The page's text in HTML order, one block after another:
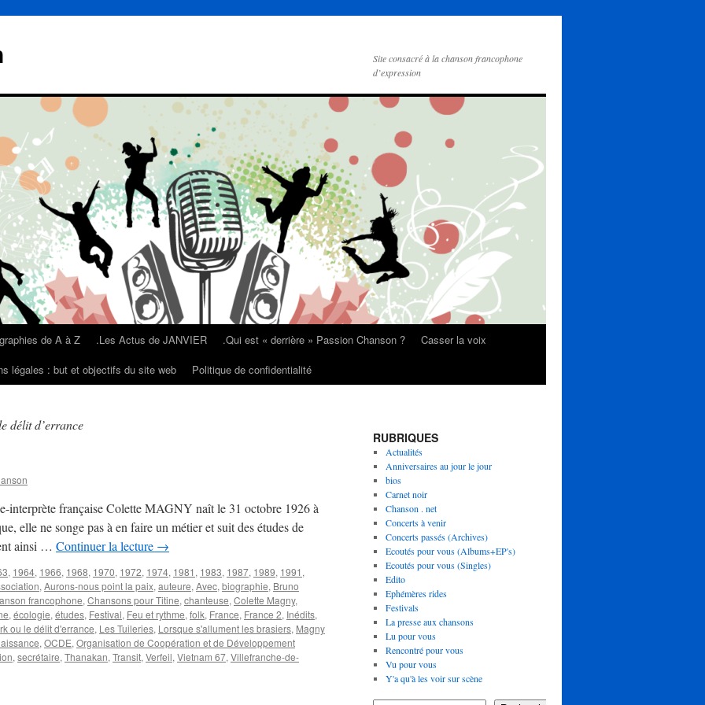
Site consacré à la chanson francophone
d’expression
de A à Z .Les Actus de JANVIER .Qui est « derrière » Passion Chanson ?
Casser la voix
légales : but et objectifs du site web Politique de confidentialité
délit d’errance
interprète française Colette MAGNY naît le 31 octobre 1926 à
elle ne songe pas à en faire un métier et suit des études de
ainsi … Continuer la lecture →
, 1964, 1966, 1968, 1970, 1972, 1974, 1981 , 1983, 1987, 1989, 1991 ,
, Aurons-nous point la paix, auteure, Avec, biographie, Bruno
francophone, Chansons pour Titine, chanteuse, Colette Magny,
, écologie, études, Festival, Feu et rythme, folk, France, France 2, Inédits,
ou le délit d'errance, Les Tuileries, Lorsque s'allument les brasiers, Magny
, OCDE, Organisation de Coopération et de Développement
, secrétaire, Thanakan, Transit, Verfeil, Vietnam 67, Villefranche-de-
sur
RUBRIQUES
Actualités
Anniversaires au jour le jour
bios
Carnet noir
Chanson . net
Concerts à venir
Concerts passés (Archives)
Ecoutés pour vous (Albums+EP's)
Ecoutés pour vous (Singles)
Edito
Ephémères rides
Festivals
La presse aux chansons
Lu pour vous
Rencontré pour vous
Vu pour vous
Y'a qu'à les voir sur scène